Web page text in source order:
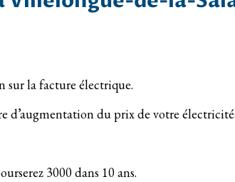
sur la facture électrique.
d’augmentation du prix de votre électricité.
3000 dans 10 ans.